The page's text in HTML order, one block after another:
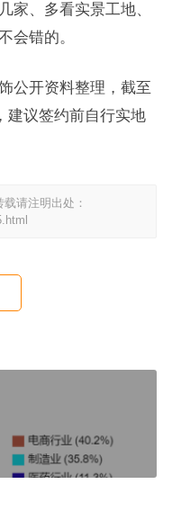
家、多看实景工地、
会错的。
公开资料整理，截至
建议签约前自行实地
请注明出处：
商铺装修的公司，记录一下